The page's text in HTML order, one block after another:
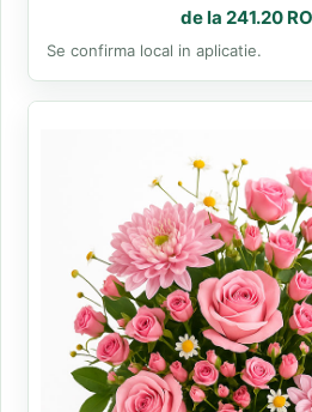
de la 241.20
Se confirma local in aplicatie.